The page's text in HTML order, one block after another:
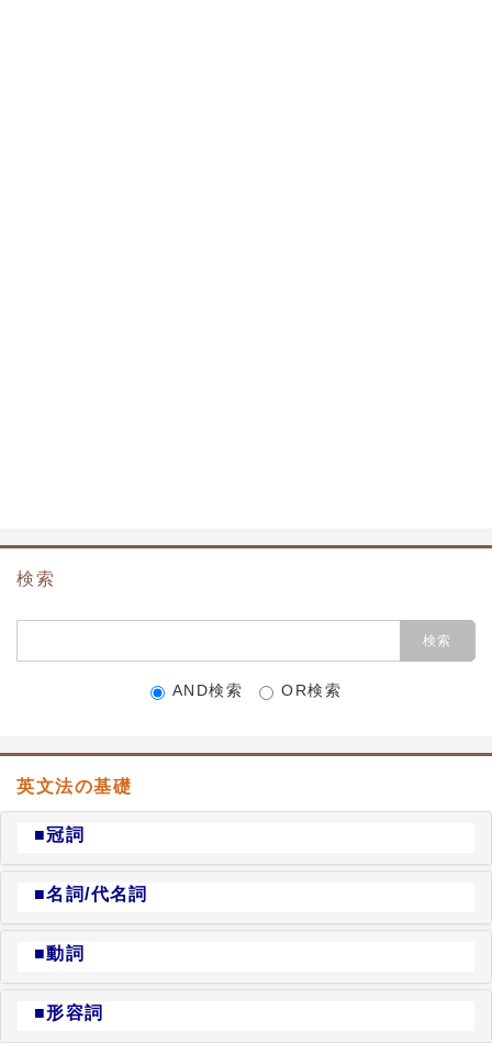
検索
AND検索 OR検索
英文法の基礎
■冠詞
■名詞/代名詞
■動詞
■形容詞